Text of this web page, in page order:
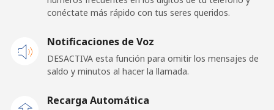
conéctate más rápido con tus seres queridos.
Notificaciones de Voz
DESACTIVA esta función para omitir los mensajes de
saldo y minutos al hacer la llamada.
Recarga Automática